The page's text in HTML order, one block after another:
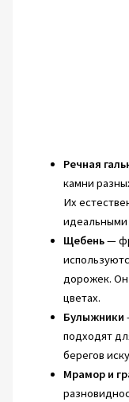
Речная
камни
Их
Щебень—
дорожек. Он
цветах.
Булыжники
подходят
берегов
Мрамор и